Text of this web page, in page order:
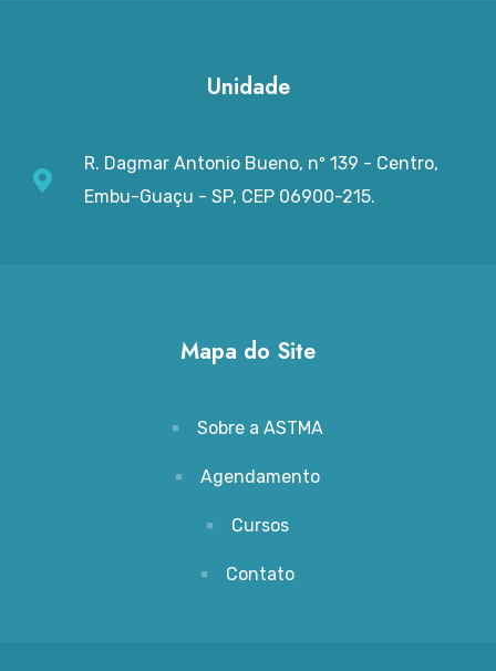
Unidade
R. Dagmar Antonio Bueno, nº 139 - Centro,
Embu-Guaçu - SP, CEP 06900-215.
Mapa do Site
Sobre a ASTMA
Agendamento
Cursos
Contato